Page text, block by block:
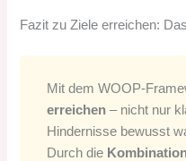
Fazit zu Ziele erreichen:
Mit dem WOOP-
erreichen – nicht nur
Hindernisse bewusst
Durch die